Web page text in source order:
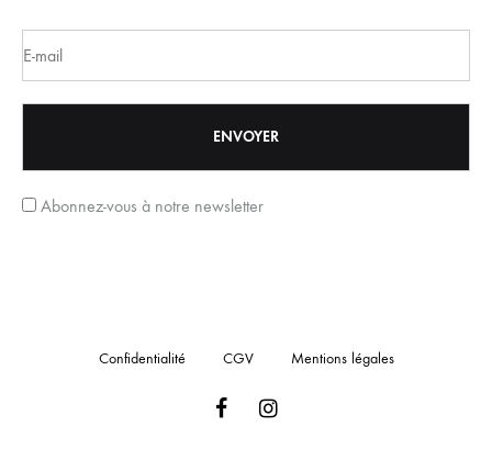
Abonnez-vous à notre newsletter
Confidentialité CGV Mentions légales
FacebookInstagram